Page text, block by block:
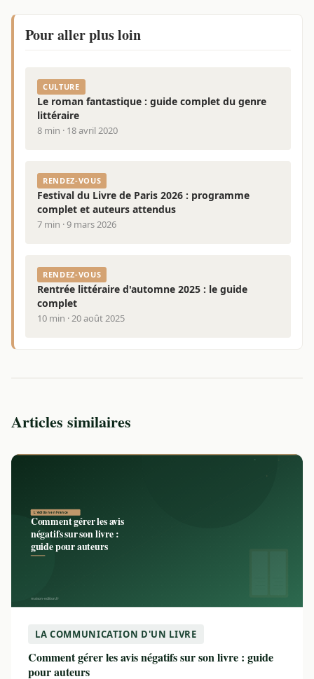
Pour aller plus loin
CULTURE
Le roman fantastique : guide complet du genre
littéraire
8 min · 18 avril 2020
RENDEZ-VOUS
Festival du Livre de Paris 2026 : programme
complet et auteurs attendus
7 min · 9 mars 2026
RENDEZ-VOUS
Rentrée littéraire d'automne 2025 : le guide
complet
10 min · 20 août 2025
Articles similaires
LA COMMUNICATION D'UN LIVRE
Comment gérer les avis négatifs sur son livre : guide
pour auteurs